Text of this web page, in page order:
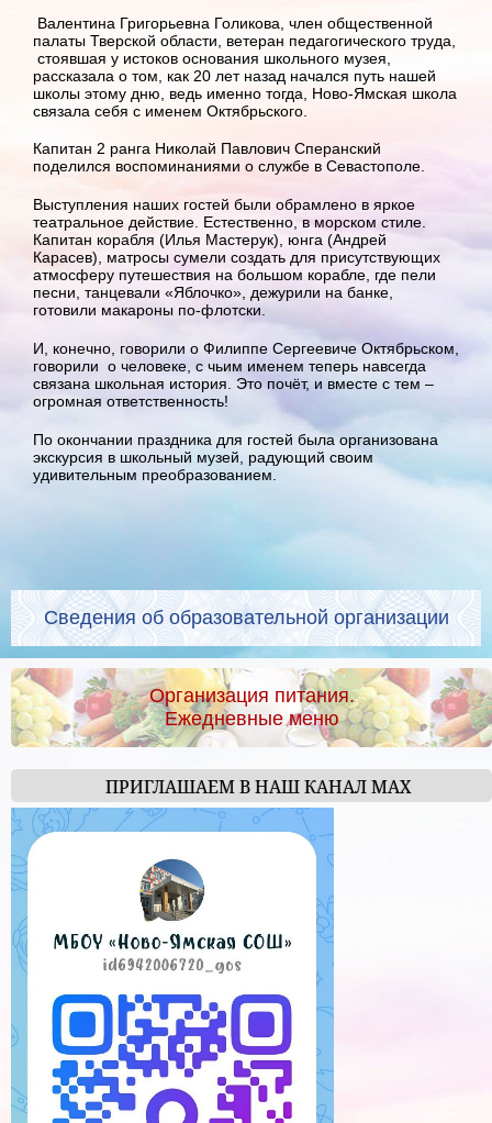
Валентина Григорьевна Голикова, член общественной
палаты Тверской области, ветеран педагогического труда,
стоявшая у истоков основания школьного музея,
рассказала о том, как 20 лет назад начался путь нашей
школы этому дню, ведь именно тогда, Ново-Ямская школа
связала себя с именем Октябрьского.
Капитан 2 ранга Николай Павлович Сперанский
поделился воспоминаниями о службе в Севастополе.
Выступления наших гостей были обрамлено в яркое
театральное действие. Естественно, в морском стиле.
Капитан корабля (Илья Мастерук), юнга (Андрей
Карасев), матросы сумели создать для присутствующих
атмосферу путешествия на большом корабле, где пели
песни, танцевали «Яблочко», дежурили на банке,
готовили макароны по-флотски.
И, конечно, говорили о Филиппе Сергеевиче Октябрьском,
говорили о человеке, с чьим именем теперь навсегда
связана школьная история. Это почёт, и вместе с тем –
огромная ответственность!
По окончании праздника для гостей была организована
экскурсия в школьный музей, радующий своим
удивительным преобразованием.
Сведения об образовательной организации
Организация питания.
Ежедневные меню
ПРИГЛАШАЕМ В НАШ КАНАЛ МАХ